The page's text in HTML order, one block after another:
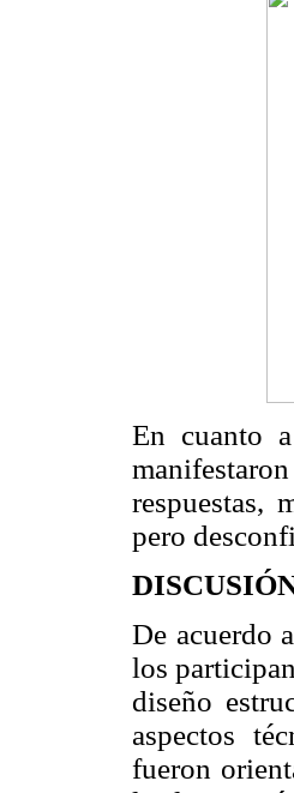
En cuanto
respuestas,
pero
De acuerdo
los
diseño
aspectos
fueron